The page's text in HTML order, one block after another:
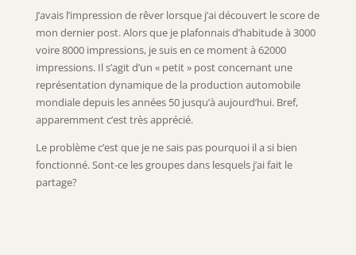
J’avais l’impression de rêver lorsque j’ai découvert le score de
mon dernier post. Alors que je plafonnais d’habitude à 3000
voire 8000 impressions, je suis en ce moment à 62000
impressions. Il s’agit d’un « petit » post concernant une
représentation dynamique de la production automobile
mondiale depuis les années 50 jusqu’à aujourd’hui. Bref,
apparemment c’est très apprécié.
Le problème c’est que je ne sais pas pourquoi il a si bien
fonctionné. Sont-ce les groupes dans lesquels j’ai fait le
partage?